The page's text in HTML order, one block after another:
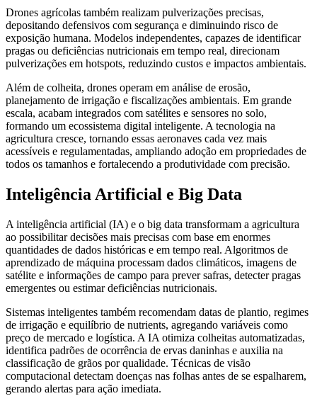
Drones agrícolas também realizam pulverizações precisas,
depositando defensivos com segurança e diminuindo risco de
exposição humana. Modelos independentes, capazes de identificar
pragas ou deficiências nutricionais em tempo real, direcionam
pulverizações em hotspots, reduzindo custos e impactos ambientais.
Além de colheita, drones operam em análise de erosão,
planejamento de irrigação e fiscalizações ambientais. Em grande
escala, acabam integrados com satélites e sensores no solo,
formando um ecossistema digital inteligente. A tecnologia na
agricultura cresce, tornando essas aeronaves cada vez mais
acessíveis e regulamentadas, ampliando adoção em propriedades de
todos os tamanhos e fortalecendo a produtividade com precisão.
Inteligência Artificial e Big Data
A inteligência artificial (IA) e o big data transformam a agricultura
ao possibilitar decisões mais precisas com base em enormes
quantidades de dados históricas e em tempo real. Algoritmos de
aprendizado de máquina processam dados climáticos, imagens de
satélite e informações de campo para prever safras, detecter pragas
emergentes ou estimar deficiências nutricionais.
Sistemas inteligentes também recomendam datas de plantio, regimes
de irrigação e equilíbrio de nutrients, agregando variáveis como
preço de mercado e logística. A IA otimiza colheitas automatizadas,
identifica padrões de ocorrência de ervas daninhas e auxilia na
classificação de grãos por qualidade. Técnicas de visão
computacional detectam doenças nas folhas antes de se espalharem,
gerando alertas para ação imediata.